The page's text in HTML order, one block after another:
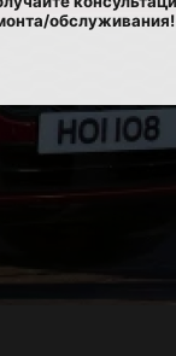
обслуживания!